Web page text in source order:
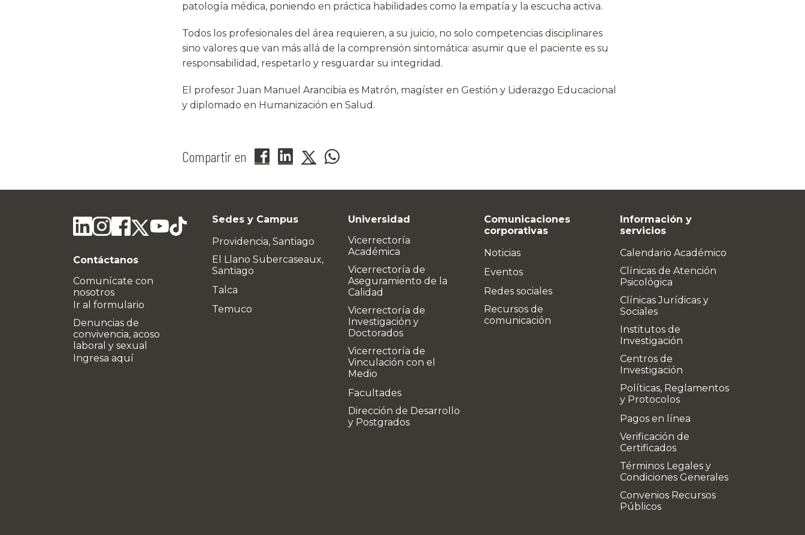
patología médica, poniendo en práctica habilidades como la empatía y la escucha activa.
Todos los profesionales del área requieren, a su juicio, no solo competencias disciplinares
sino valores que van más allá de la comprensión sintomática: asumir que el paciente es su
responsabilidad, respetarlo y resguardar su integridad.
El profesor Juan Manuel Arancibia es Matrón, magíster en Gestión y Liderazgo Educacional
y diplomado en Humanización en Salud.
Compartir en
Contáctanos
Comunícate con
nosotros
Ir al formulario
Denuncias de
convivencia, acoso
laboral y sexual
Ingresa aquí
Sedes y Campus
Providencia, Santiago
El Llano Subercaseaux,
Santiago
Talca
Temuco
Universidad
Vicerrectoría
Académica
Vicerrectoría de
Aseguramiento de la
Calidad
Vicerrectoría de
Investigación y
Doctorados
Vicerrectoría de
Vinculación con el
Medio
Facultades
Dirección de Desarrollo
y Postgrados
Comunicaciones
corporativas
Noticias
Eventos
Redes sociales
Recursos de
comunicación
Información y
servicios
Calendario Académico
Clínicas de Atención
Psicológica
Clínicas Jurídicas y
Sociales
Institutos de
Investigación
Centros de
Investigación
Políticas, Reglamentos
y Protocolos
Pagos en línea
Verificación de
Certificados
Términos Legales y
Condiciones Generales
Convenios Recursos
Públicos